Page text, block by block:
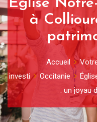
Église
à
Accueil
investi
Occitanie
: un joyau